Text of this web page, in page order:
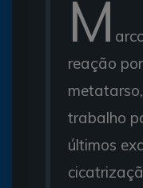
M
reação
trabalho
últimos